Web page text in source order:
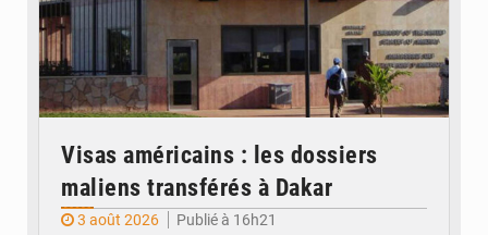
Visas américains : les dossiers
maliens transférés à Dakar
3 août 2026
Publié à 16h21